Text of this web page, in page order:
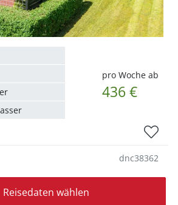
pro Woche ab
436 €
dnc38362
Reisedaten wählen